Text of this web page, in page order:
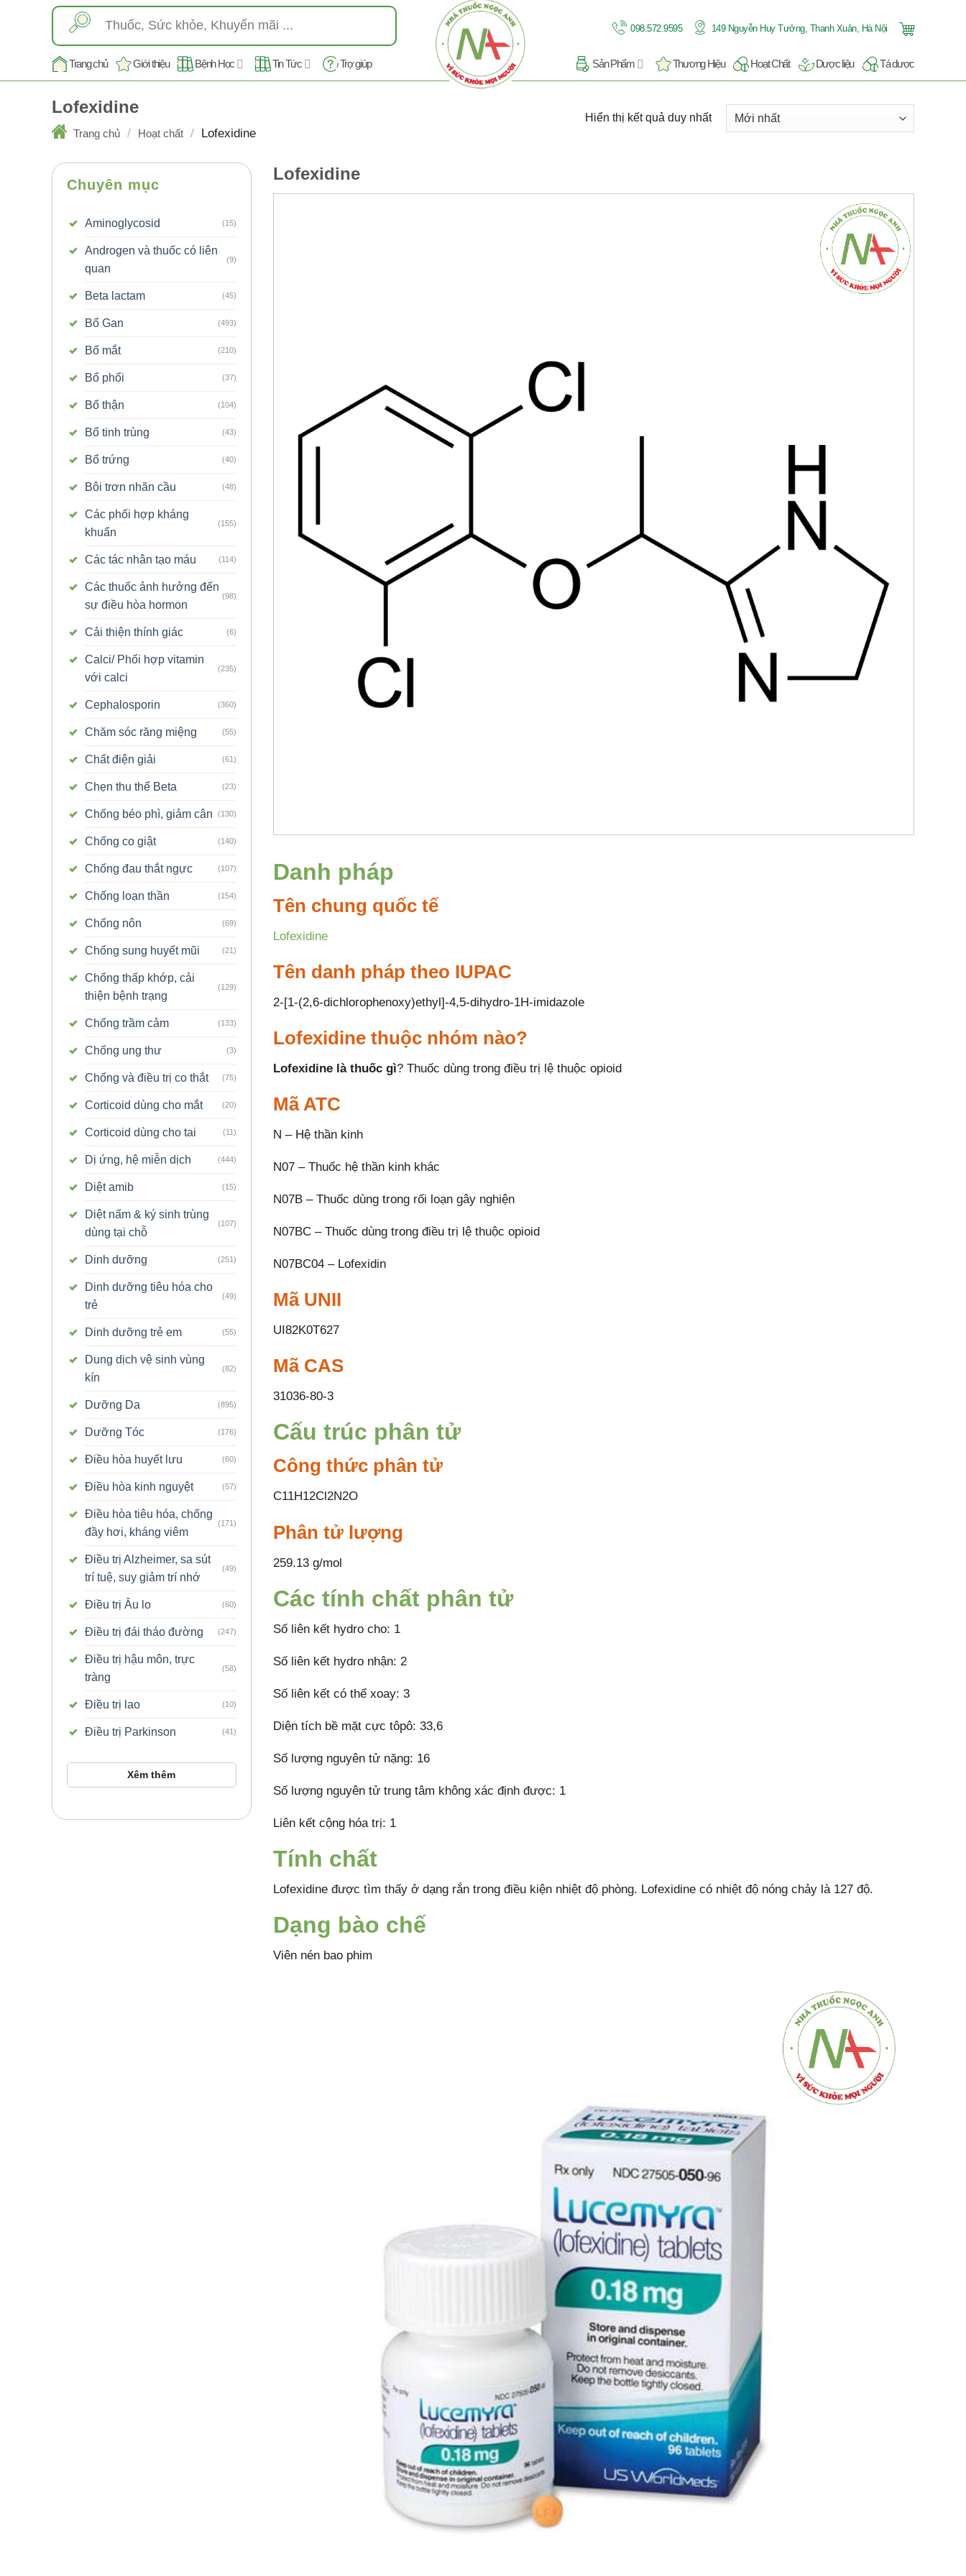
kiếm:
098.572.9595 149 Nguyễn Huy Tưởng, Thanh Xuân, Hà Nội
Trang chủ Giới thiệu Bệnh Học Tin Tức Trợ giúp Sản Phẩm Thương Hiệu Hoạt Chất Dược liệu Tá dược
Lofexidine
Trang chủ / Hoạt chất / Lofexidine
Hiển thị kết quả duy nhất
Chuyên mục
Aminoglycosid (15)
Androgen và thuốc có liên
quan
(9)
Beta lactam (45)
Bổ Gan (493)
Bổ mắt (210)
Bổ phổi (37)
Bổ thận (104)
Bổ tinh trùng (43)
Bổ trứng (40)
Bôi trơn nhãn cầu (48)
Các phối hợp kháng
khuẩn
(155)
Các tác nhân tạo máu (114)
Các thuốc ảnh hưởng đến
sự điều hòa hormon
(98)
Cải thiện thính giác (6)
Calci/ Phối hợp vitamin
với calci
(235)
Cephalosporin (360)
Chăm sóc răng miệng (55)
Chất điện giải (61)
Chẹn thu thể Beta (23)
Chống béo phì, giảm cân (130)
Chống co giật (140)
Chống đau thắt ngực (107)
Chống loạn thần (154)
Chống nôn (69)
Chống sung huyết mũi (21)
Chống thấp khớp, cải
thiện bệnh trạng
(129)
Chống trầm cảm (133)
Chống ung thư (3)
Chống và điều trị co thắt (75)
Corticoid dùng cho mắt (20)
Corticoid dùng cho tai (11)
Dị ứng, hệ miễn dịch (444)
Diệt amib (15)
Diệt nấm & ký sinh trùng
dùng tại chỗ
(107)
Dinh dưỡng (251)
Dinh dưỡng tiêu hóa cho
trẻ
(49)
Dinh dưỡng trẻ em (55)
Dung dịch vệ sinh vùng
kín
(82)
Dưỡng Da (895)
Dưỡng Tóc (176)
Điều hòa huyết lưu (60)
Điều hòa kinh nguyệt (57)
Điều hòa tiêu hóa, chống
đầy hơi, kháng viêm
(171)
Điều trị Alzheimer, sa sút
trí tuệ, suy giảm trí nhớ
(49)
Điều trị Âu lo (60)
Điều trị đái tháo đường (247)
Điều trị hậu môn, trực
tràng
(58)
Điều trị lao (10)
Điều trị Parkinson (41)
Xêm thêm
Lofexidine
Danh pháp
Tên chung quốc tế
Lofexidine
Tên danh pháp theo IUPAC
2-[1-(2,6-dichlorophenoxy)ethyl]-4,5-dihydro-1H-imidazole
Lofexidine thuộc nhóm nào?
Lofexidine là thuốc gì? Thuốc dùng trong điều trị lệ thuộc opioid
Mã ATC
N – Hệ thần kinh
N07 – Thuốc hệ thần kinh khác
N07B – Thuốc dùng trong rối loạn gây nghiện
N07BC – Thuốc dùng trong điều trị lệ thuộc opioid
N07BC04 – Lofexidin
Mã UNII
UI82K0T627
Mã CAS
31036-80-3
Cấu trúc phân tử
Công thức phân tử
C11H12Cl2N2O
Phân tử lượng
259.13 g/mol
Các tính chất phân tử
Số liên kết hydro cho: 1
Số liên kết hydro nhận: 2
Số liên kết có thể xoay: 3
Diện tích bề mặt cực tôpô: 33,6
Số lượng nguyên tử nặng: 16
Số lượng nguyên tử trung tâm không xác định được: 1
Liên kết cộng hóa trị: 1
Tính chất
Lofexidine được tìm thấy ở dạng rắn trong điều kiện nhiệt độ phòng. Lofexidine có nhiệt độ nóng chảy là 127 độ.
Dạng bào chế
Viên nén bao phim